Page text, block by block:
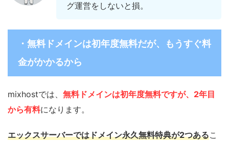
グ運営をしないと損。
・無料ドメインは初年度無料だが、もうすぐ料
金がかかるから
mixhostでは、 無料ドメインは初年度無料ですが、2年目
から有料になります。
エックスサーバーではドメイン永久無料特典が2つあるこ